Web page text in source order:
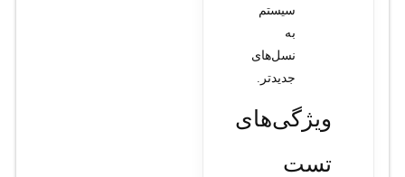
سیستم
به
نسل‌های
جدیدتر.
ویژگی‌های
تست